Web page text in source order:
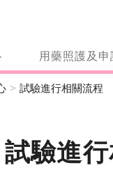
用藥照護及申
試驗進行相關流程
試驗進